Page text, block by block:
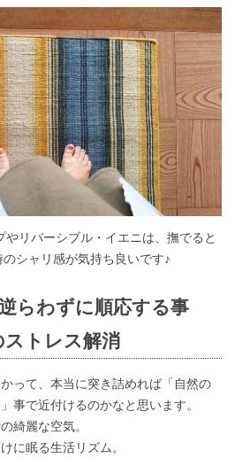
やリバーシブル・イエニは、撫でると
シャリ感が気持ち良いです♪
らわずに順応する事
トレス解消
って、本当に突き詰めれば「自然の
事で近付けるのかなと思います。
綺麗な空気。
に眠る生活リズム。